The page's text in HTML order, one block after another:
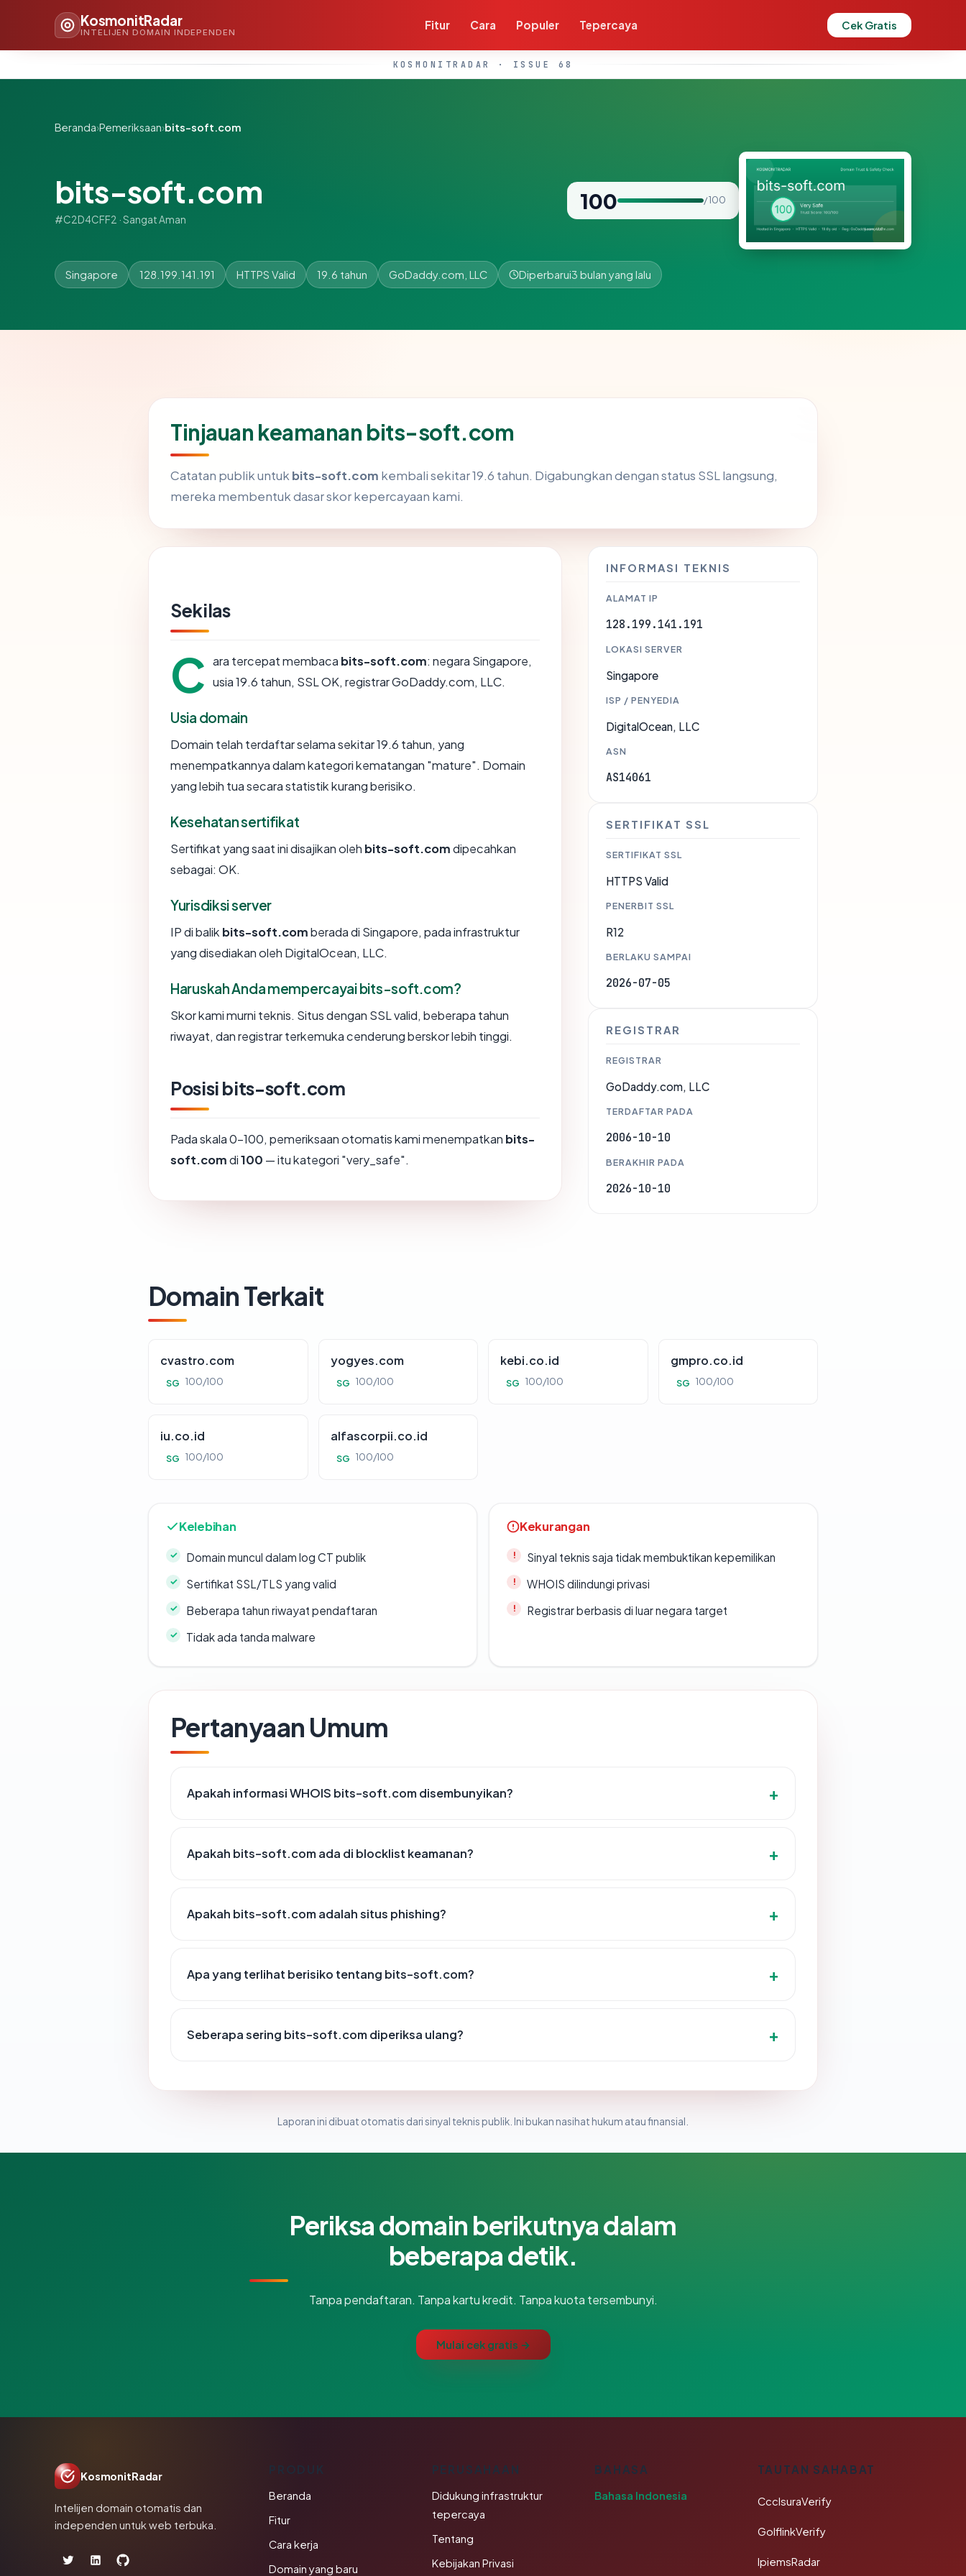
KosmonitRadar
INTELIJEN DOMAIN INDEPENDEN
Fitur Cara Populer Tepercaya Cek Gratis
KOSMONITRADAR · ISSUE 68
Beranda›Pemeriksaan›bits-soft.com
bits-soft.com
#C2D4CFF2 · Sangat Aman
100 / 100
Singapore 128.199.141.191 HTTPS Valid 19.6 tahun GoDaddy.com, LLC Diperbarui3 bulan yang lalu
Tinjauan keamanan bits-soft.com
Catatan publik untuk bits-soft.com kembali sekitar 19.6 tahun. Digabungkan dengan status SSL langsung,
mereka membentuk dasar skor kepercayaan kami.
Sekilas
C ara tercepat membaca bits-soft.com: negara Singapore,
usia 19.6 tahun, SSL OK, registrar GoDaddy.com, LLC.
Usia domain
Domain telah terdaftar selama sekitar 19.6 tahun, yang
menempatkannya dalam kategori kematangan "mature". Domain
yang lebih tua secara statistik kurang berisiko.
Kesehatan sertifikat
Sertifikat yang saat ini disajikan oleh bits-soft.comdipecahkan
sebagai: OK.
Yurisdiksi server
IP di balik bits-soft.comberada di Singapore, pada infrastruktur
yang disediakan oleh DigitalOcean, LLC.
Haruskah Anda mempercayai bits-soft.com?
Skor kami murni teknis. Situs dengan SSL valid, beberapa tahun
riwayat, dan registrar terkemuka cenderung berskor lebih tinggi.
Posisi bits-soft.com
Pada skala 0-100, pemeriksaan otomatis kami menempatkan bits-
soft.comdi100 — itu kategori "very_safe".
INFORMASI TEKNIS
ALAMAT IP
128.199.141.191
LOKASI SERVER
Singapore
ISP / PENYEDIA
DigitalOcean, LLC
ASN
AS14061
SERTIFIKAT SSL
SERTIFIKAT SSL
HTTPS Valid
PENERBIT SSL
R12
BERLAKU SAMPAI
2026-07-05
REGISTRAR
REGISTRAR
GoDaddy.com, LLC
TERDAFTAR PADA
2006-10-10
BERAKHIR PADA
2026-10-10
Domain Terkait
cvastro.com
SG 100/100
yogyes.com
SG 100/100
kebi.co.id
SG 100/100
gmpro.co.id
SG 100/100
iu.co.id
SG 100/100
alfascorpii.co.id
SG 100/100
Kelebihan
Domain muncul dalam log CT publik
Sertifikat SSL/TLS yang valid
Beberapa tahun riwayat pendaftaran
Tidak ada tanda malware
Kekurangan
Sinyal teknis saja tidak membuktikan kepemilikan
WHOIS dilindungi privasi
Registrar berbasis di luar negara target
Pertanyaan Umum
Apakah informasi WHOIS bits-soft.com disembunyikan?
Apakah bits-soft.com ada di blocklist keamanan?
Apakah bits-soft.com adalah situs phishing?
Apa yang terlihat berisiko tentang bits-soft.com?
Seberapa sering bits-soft.com diperiksa ulang?
Laporan ini dibuat otomatis dari sinyal teknis publik. Ini bukan nasihat hukum atau finansial.
Periksa domain berikutnya dalam
beberapa detik.
Tanpa pendaftaran. Tanpa kartu kredit. Tanpa kuota tersembunyi.
Mulai cek gratis →
KosmonitRadar
Intelijen domain otomatis dan
independen untuk web terbuka.
Beranda
Fitur
Cara kerja
Domain yang baru
PERUSAHAAN
Didukung infrastruktur
tepercaya
Tentang
Kebijakan Privasi
BAHASA
Bahasa Indonesia
TAUTAN SAHABAT
CcclsuraVerify
GolflinkVerify
IpiemsRadar